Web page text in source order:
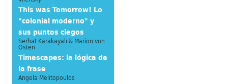
This was Tomorrow! Lo
"colonial moderno" y
sus puntos ciegos
Serhat Karakayalı & Marion von
Osten
Timescapes: la lógica de
la frase
Angela Melitopoulos